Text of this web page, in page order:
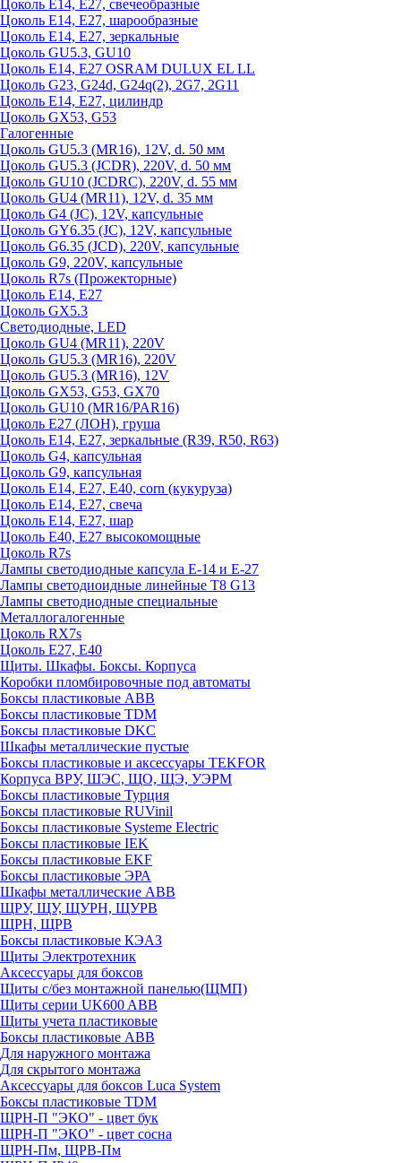
Цоколь Е14, Е27, свечеобразные
Цоколь Е14, Е27, шарообразные
Цоколь Е14, Е27, зеркальные
Цоколь GU5.3, GU10
Цоколь Е14, Е27 OSRAM DULUX EL LL
Цоколь G23, G24d, G24q(2), 2G7, 2G11
Цоколь Е14, Е27, цилиндр
Цоколь GX53, G53
Галогенные
Цоколь GU5.3 (MR16), 12V, d. 50 мм
Цоколь GU5.3 (JCDR), 220V, d. 50 мм
Цоколь GU10 (JCDRC), 220V, d. 55 мм
Цоколь GU4 (MR11), 12V, d. 35 мм
Цоколь G4 (JC), 12V, капсульные
Цоколь GY6.35 (JC), 12V, капсульные
Цоколь G6.35 (JCD), 220V, капсульные
Цоколь G9, 220V, капсульные
Цоколь R7s (Прожекторные)
Цоколь E14, E27
Цоколь GX5.3
Светодиодные, LED
Цоколь GU4 (MR11), 220V
Цоколь GU5.3 (MR16), 220V
Цоколь GU5.3 (MR16), 12V
Цоколь GX53, G53, GX70
Цоколь GU10 (MR16/PAR16)
Цоколь Е27 (ЛОН), груша
Цоколь Е14, Е27, зеркальные (R39, R50, R63)
Цоколь G4, капсульная
Цоколь G9, капсульная
Цоколь Е14, Е27, Е40, corn (кукуруза)
Цоколь Е14, Е27, свеча
Цоколь Е14, Е27, шар
Цоколь Е40, Е27 высокомощные
Цоколь R7s
Лампы светодиодные капсула Е-14 и Е-27
Лампы светодиоидные линейные T8 G13
Лампы светодиодные специальные
Металлогалогенные
Цоколь RX7s
Цоколь Е27, E40
Щиты. Шкафы. Боксы. Корпуса
Коробки пломбировочные под автоматы
Боксы пластиковые ABB
Боксы пластиковые TDM
Боксы пластиковые DKC
Шкафы металлические пустые
Боксы пластиковые и аксессуары TEKFOR
Корпуса ВРУ, ШЭС, ЩО, ЩЭ, УЭРМ
Боксы пластиковые Турция
Боксы пластиковые RUVinil
Боксы пластиковые Systeme Electric
Боксы пластиковые IEK
Боксы пластиковые EKF
Боксы пластиковые ЭРА
Шкафы металлические ABB
ЩРУ, ЩУ, ЩУРН, ЩУРВ
ЩРН, ЩРВ
Боксы пластиковые КЭАЗ
Щиты Электротехник
Аксессуары для боксов
Щиты с/без монтажной панелью(ЩМП)
Щиты серии UK600 ABB
Щиты учета пластиковые
Боксы пластиковые ABB
Для наружного монтажа
Для скрытого монтажа
Аксессуары для боксов Luca System
Боксы пластиковые TDM
ЩРН-П "ЭКО" - цвет бук
ЩРН-П "ЭКО" - цвет сосна
ЩРН-Пм, ЩРВ-Пм